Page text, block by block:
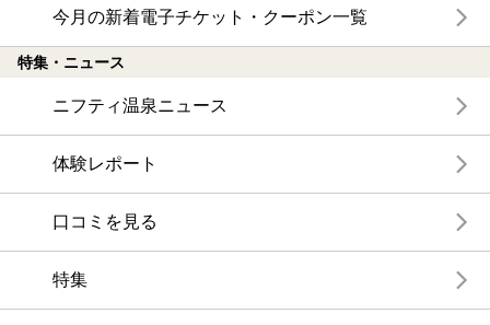
今月の新着電子チケット・クーポン一覧
特集・ニュース
ニフティ温泉ニュース
体験レポート
口コミを見る
特集